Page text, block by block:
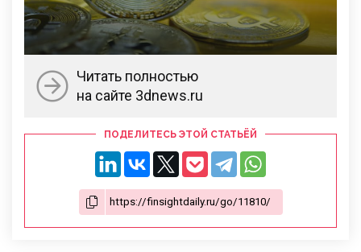
Читать полностью
на сайте 3dnews.ru
ПОДЕЛИТЕСЬ ЭТОЙ СТАТЬЁЙ